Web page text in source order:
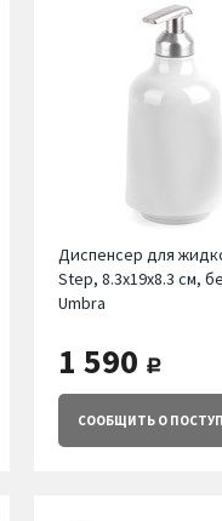
Диспенсер для
Step, 8.3х19х8.3 см,
Umbra
1 590 руб.
СООБЩИТЬО